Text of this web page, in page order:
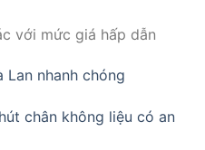
với mức giá hấp dẫn
nhanh chóng
chân không liệu có an